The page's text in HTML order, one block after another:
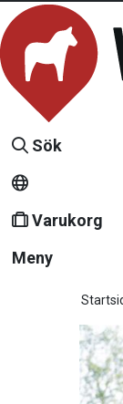
Sök
Varukorg
Meny